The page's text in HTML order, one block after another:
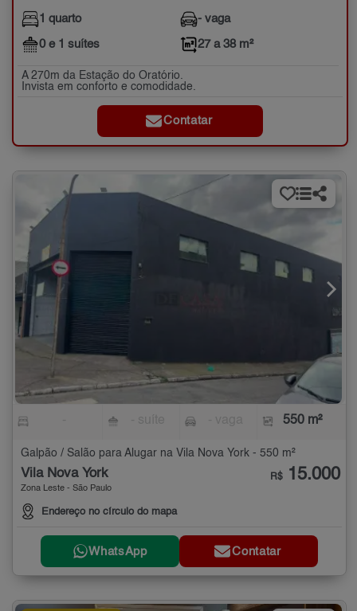
1 quarto
0 e 1 suítes
- vaga
27 a 38 m²
A 270m da Estação do Oratório.
Invista em conforto e comodidade.
Contatar
550 m²
Galpão / Salão para Alugar na Vila Nova York - 550 m²
Vila Nova York
Zona Leste - São Paulo
Endereço no círculo do mapa
R$ 15.000
WhatsApp Contatar